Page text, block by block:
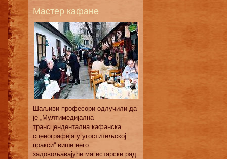
Мастер кафане
Шаљиви професори одлучили да
је „Мултимедијална
трансцендентална кафанска
сценографија у угоститељској
пракси“ више него
задовољавајући магистарски рад